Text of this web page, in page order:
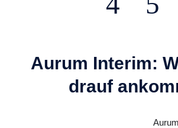
Aurum Interim:
drauf